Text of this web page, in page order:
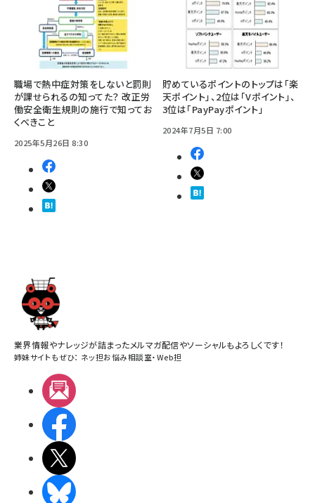
職場で熱中症対策をしないと罰則
が課せられるの知ってた？ 改正労
働安全衛生規則の施行で知ってお
くべきこと
2025年5月26日 8:30
貯めているポイントのトップは「楽
天ポイント」、2位は「Vポイント」、
3位は「PayPayポイント」
2024年7月5日 7:00
業界情報やナレッジが詰まったメルマガ配信やソーシャルもよろしくです！
姉妹サイトもぜひ： ネッ担お悩み相談室・Web担